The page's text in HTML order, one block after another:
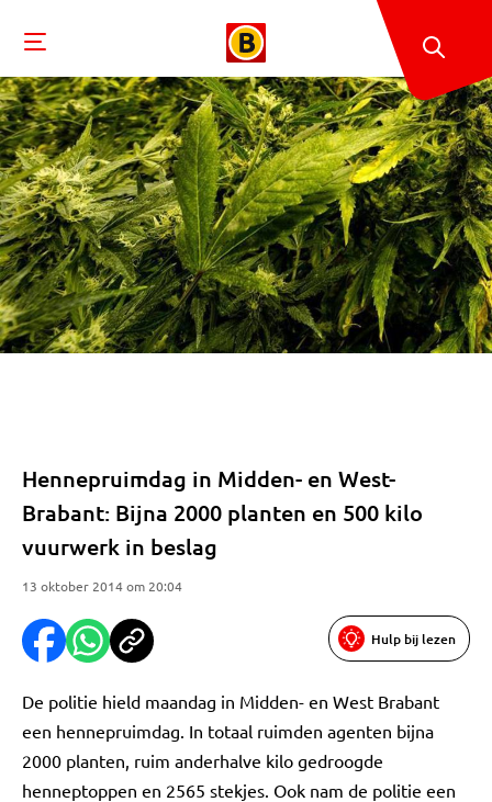
Hennepruimdag in Midden- en West-
Brabant: Bijna 2000 planten en 500 kilo
vuurwerk in beslag
13 oktober 2014 om 20:04
Hulp bij lezen
De politie hield maandag in Midden- en West Brabant
een hennepruimdag. In totaal ruimden agenten bijna
2000 planten, ruim anderhalve kilo gedroogde
henneptoppen en 2565 stekjes. Ook nam de politie een